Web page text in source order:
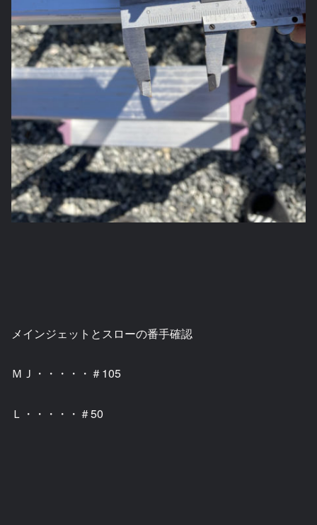
メインジェットとスローの番手確認
ＭＪ・・・・・＃105
Ｌ・・・・・＃50